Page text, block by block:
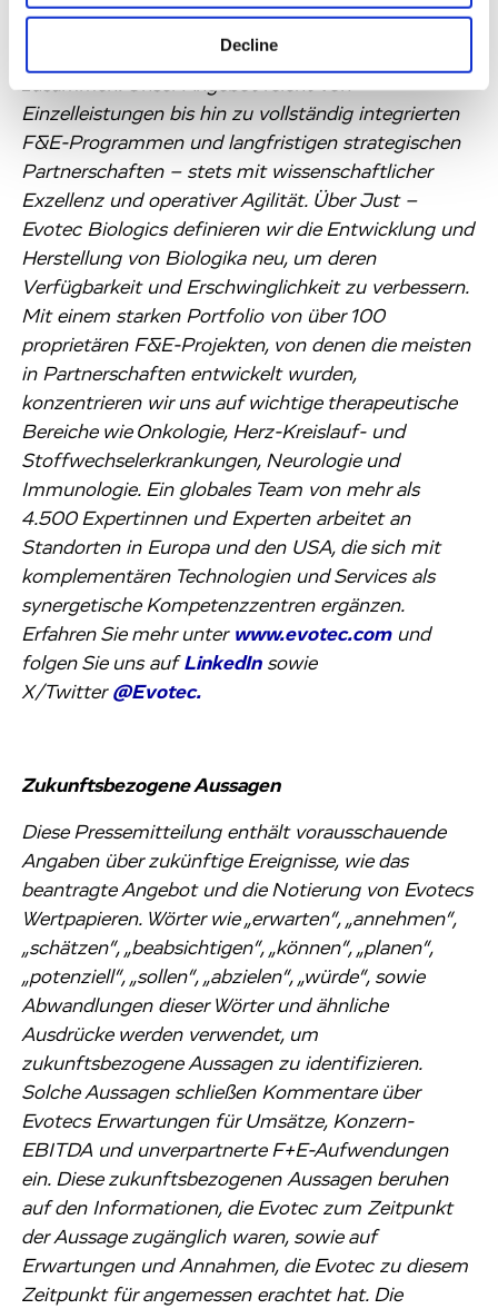
Decline
und weiteren Akteuren im Gesundheitswesen
zusammen. Unser Angebot reicht von
Einzelleistungen bis hin zu vollständig integrierten
F&E-Programmen und langfristigen strategischen
Partnerschaften – stets mit wissenschaftlicher
Exzellenz und operativer Agilität. Über Just –
Evotec Biologics definieren wir die Entwicklung und
Herstellung von Biologika neu, um deren
Verfügbarkeit und Erschwinglichkeit zu verbessern.
Mit einem starken Portfolio von über 100
proprietären F&E-Projekten, von denen die meisten
in Partnerschaften entwickelt wurden,
konzentrieren wir uns auf wichtige therapeutische
Bereiche wie Onkologie, Herz-Kreislauf- und
Stoffwechselerkrankungen, Neurologie und
Immunologie. Ein globales Team von mehr als
4.500 Expertinnen und Experten arbeitet an
Standorten in Europa und den USA, die sich mit
komplementären Technologien und Services als
synergetische Kompetenzzentren ergänzen.
Erfahren Sie mehr unter www.evotec.comund
folgen Sie uns aufLinkedInsowie
X/Twitter @Evotec.
Zukunftsbezogene Aussagen
Diese Pressemitteilung enthält vorausschauende
Angaben über zukünftige Ereignisse, wie das
beantragte Angebot und die Notierung von Evotecs
Wertpapieren. Wörter wie „erwarten“, „annehmen“,
„schätzen“, „beabsichtigen“, „können“, „planen“,
„potenziell“, „sollen“, „abzielen“, „würde“, sowie
Abwandlungen dieser Wörter und ähnliche
Ausdrücke werden verwendet, um
zukunftsbezogene Aussagen zu identifizieren.
Solche Aussagen schließen Kommentare über
Evotecs Erwartungen für Umsätze, Konzern-
EBITDA und unverpartnerte F+E-Aufwendungen
ein. Diese zukunftsbezogenen Aussagen beruhen
auf den Informationen, die Evotec zum Zeitpunkt
der Aussage zugänglich waren, sowie auf
Erwartungen und Annahmen, die Evotec zu diesem
Zeitpunkt für angemessen erachtet hat. Die